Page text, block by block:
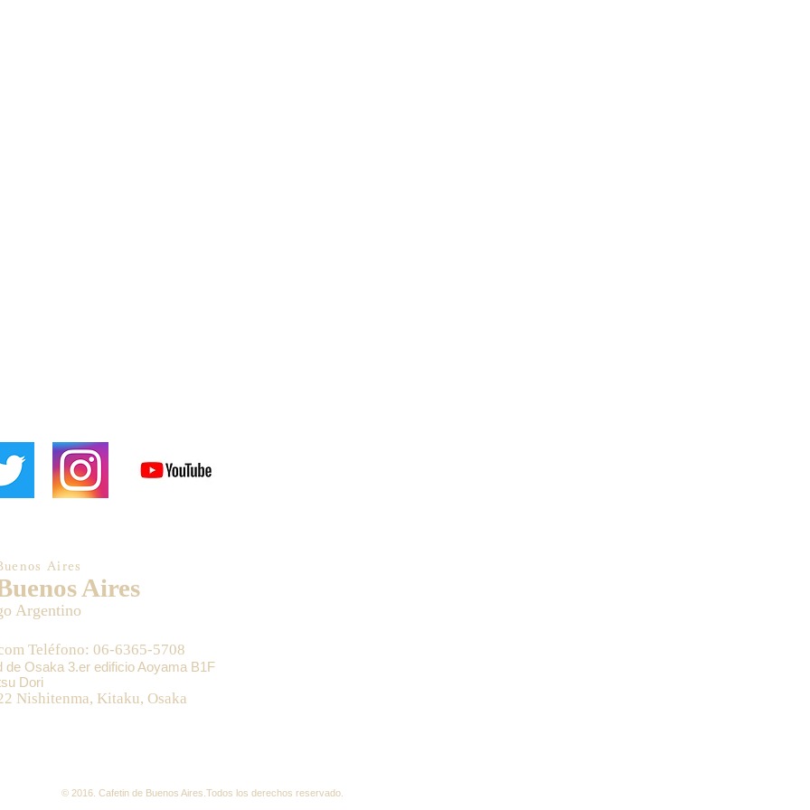
Aires
Aires
Argentino
Teléfono: 06-6365-5708
Osaka 3.er edificio Aoyama B1F
Dori
Nishitenma, Kitaku, Osaka
© 2016. Cafetin de Buenos Aires.Todos los derechos​ reservado.